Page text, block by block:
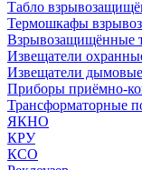
Табло
Термошкафы
Взрывозащищённые
Извещатели
Извещатели
Приборы приёмно-
Трансформаторные
ЯКНО
КРУ
КСО